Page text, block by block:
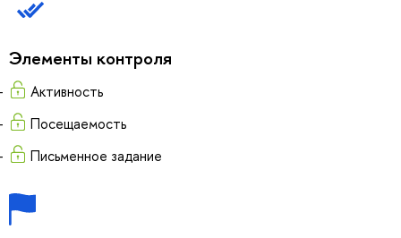
Элементы контроля
Активность
Посещаемость
Письменное задание